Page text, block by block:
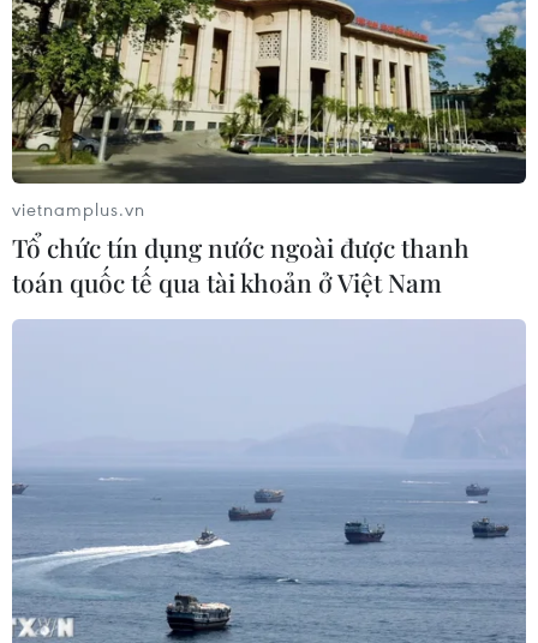
09/08/2026 04:22
Đội tuyển Việt Nam đối đầu Malaysia
tại bán kết ASEAN Cup 2026
08/08/2026 15:53
Chủ sân Azteca lỗ hơn 47 triệu USD vì
World Cup 2026
đối thủ của đội tuyển Việt Nam ở bán
kết
08/08/2026 03:50
Tuyển Việt Nam giành vé vào
vietnamplus.vn
Tổ chức tín dụng nước ngoài được thanh
toán quốc tế qua tài khoản ở Việt Nam